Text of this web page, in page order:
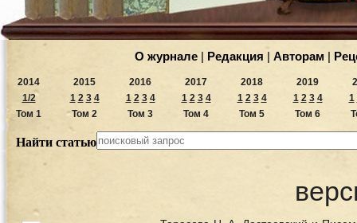
О журнале | Редакция | Авторам |
2014
1/2
Том 1
2015
1 2 3 4
Том 2
2016
1 2 3 4
Том 3
2017
1 2 3 4
Том 4
2018
1 2 3 4
Том 5
2019
1 2 3 4
Том 6
1
Найти статью